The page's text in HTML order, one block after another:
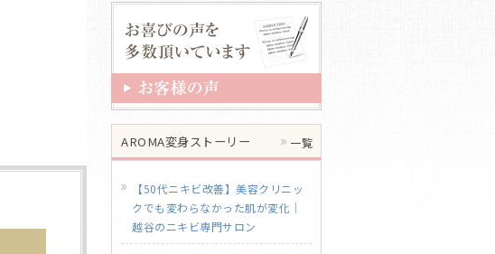
AROMA変身ストーリー 一覧
【50代ニキビ改善】美容クリニッ
クでも変わらなかった肌が変化｜
越谷のニキビ専門サロン